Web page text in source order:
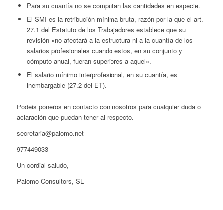
Para su cuantía no se computan las cantidades en especie.
El SMI es la retribución mínima bruta, razón por la que el art.
27.1 del Estatuto de los Trabajadores establece que su
revisión «no afectará a la estructura ni a la cuantía de los
salarios profesionales cuando estos, en su conjunto y
cómputo anual, fueran superiores a aquel».
El salario mínimo interprofesional, en su cuantía, es
inembargable (27.2 del ET).
Podéis poneros en contacto con nosotros para cualquier duda o
aclaración que puedan tener al respecto.
secretaria@palomo.net
977449033
Un cordial saludo,
Palomo Consultors, SL